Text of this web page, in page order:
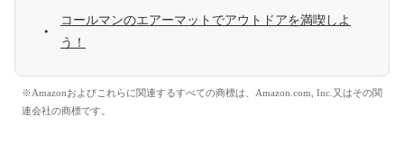
コールマンのエアーマットでアウトドアを満喫しよ
う！
※Amazonおよびこれらに関連するすべての商標は、Amazon.com, Inc.又はその関
連会社の商標です。